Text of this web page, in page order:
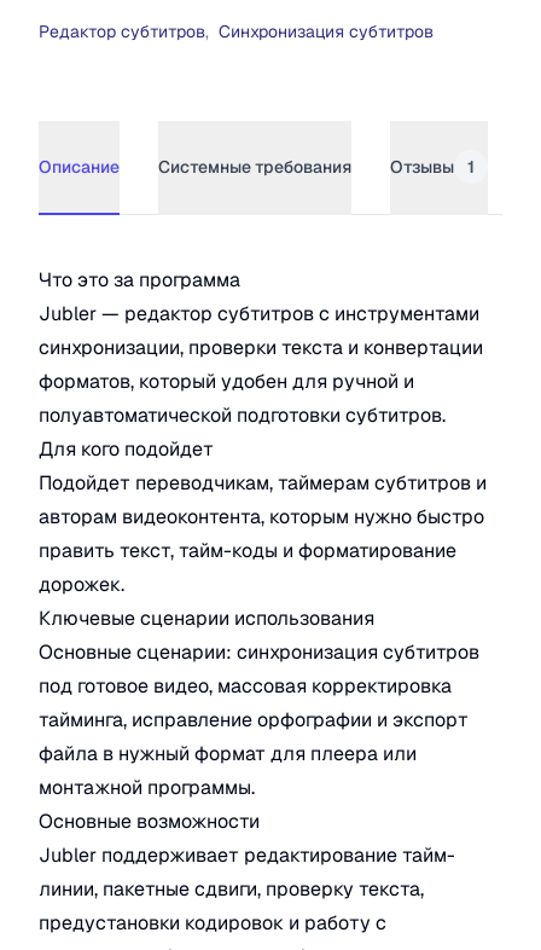
Редактор субтитров, Синхронизация субтитров
Описание Системные требования Отзывы 1
Описание Jubler
Что это за программа
Jubler — редактор субтитров с инструментами
синхронизации, проверки текста и конвертации
форматов, который удобен для ручной и
полуавтоматической подготовки субтитров.
Для кого подойдет
Подойдет переводчикам, таймерам субтитров и
авторам видеоконтента, которым нужно быстро
править текст, тайм-коды и форматирование
дорожек.
Ключевые сценарии использования
Основные сценарии: синхронизация субтитров
под готовое видео, массовая корректировка
тайминга, исправление орфографии и экспорт
файла в нужный формат для плеера или
монтажной программы.
Основные возможности
Jubler поддерживает редактирование тайм-
линии, пакетные сдвиги, проверку текста,
предустановки кодировок и работу с